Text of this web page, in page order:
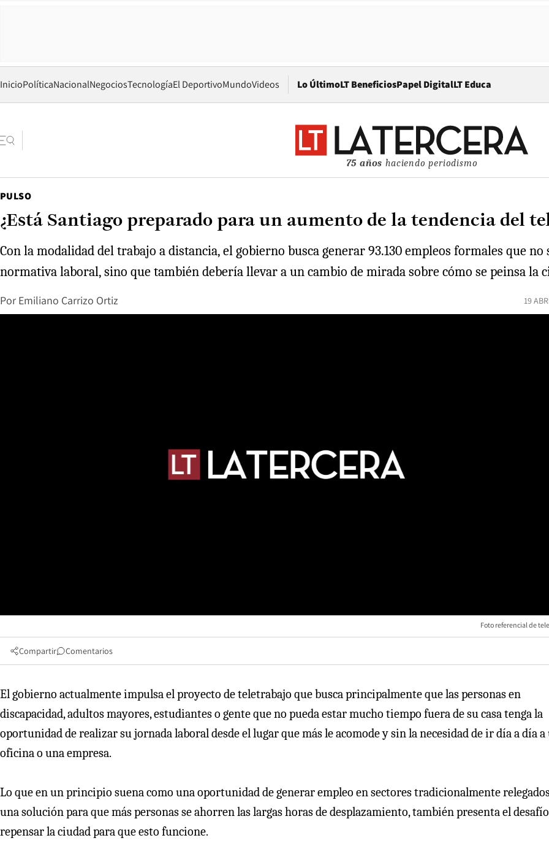
InicioPolíticaNacionalNegociosTecnologíaEl DeportivoMundoVideos Lo ÚltimoLT BeneficiosPapel DigitalOpens in new window
LT Educa
75 años haciendo periodismo
PULSO
¿Está Santiago preparado para un aumento de la tendencia del
Con la modalidad del trabajo a distancia, el gobierno busca generar 93.130 empleos formales que
normativa laboral, sino que también debería llevar a un cambio de mirada sobre cómo se peinsa la
Por Emiliano Carrizo Ortiz 19
Foto referencial de
Compartir Comentarios
El gobierno actualmente impulsa el proyecto de teletrabajo que busca principalmente que las personas en
discapacidad, adultos mayores, estudiantes o gente que no pueda estar mucho tiempo fuera de su casa tenga la
oportunidad de realizar su jornada laboral desde el lugar que más le acomode y sin la necesidad de ir día a día a
oficina o una empresa.
Lo que en un principio suena como una oportunidad de generar empleo en sectores tradicionalmente
una solución para que más personas se ahorren las largas horas de desplazamiento, también presenta el
repensar la ciudad para que esto funcione.